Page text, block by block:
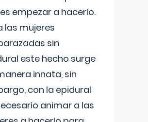
empezar a hacerlo.
las mujeres
sin
este hecho surge
innata, sin
con la epidural
animar a las